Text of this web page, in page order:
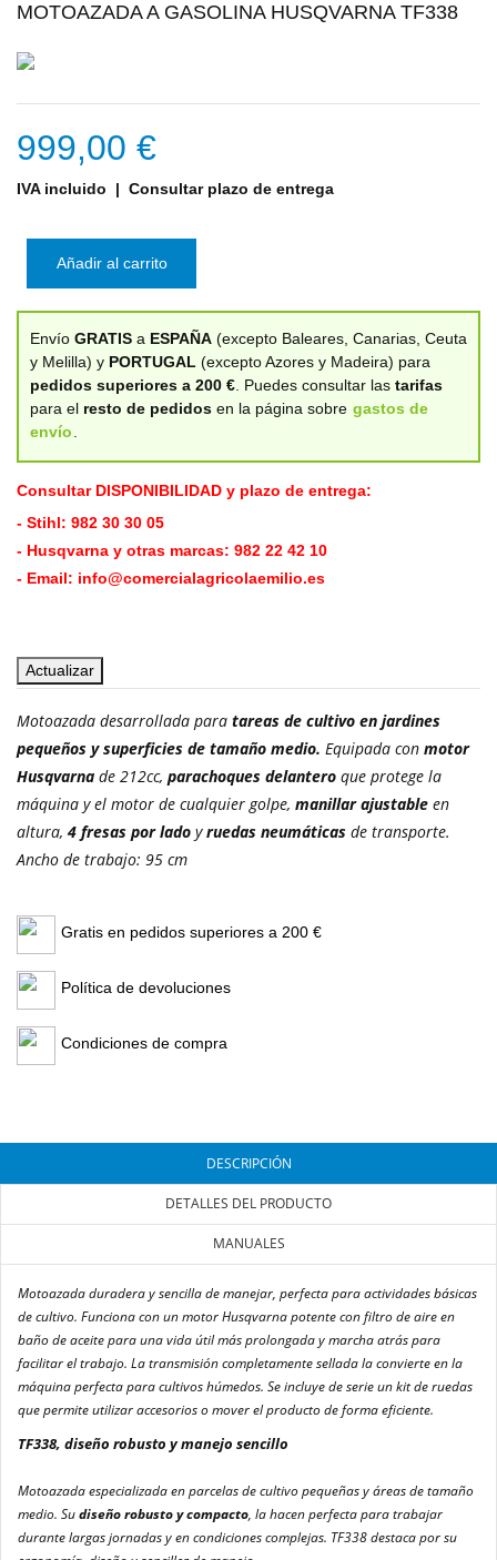
MOTOAZADA A GASOLINA HUSQVARNA TF338
999,00 €
IVA incluido | Consultar plazo de entrega
Añadir al carrito
Envío GRATIS a ESPAÑA (excepto Baleares, Canarias, Ceuta
y Melilla) y PORTUGAL (excepto Azores y Madeira) para
pedidos superiores a 200 €. Puedes consultar las tarifas
para el resto de pedidos en la página sobre gastos de
envío.
Consultar DISPONIBILIDAD y plazo de entrega:
- Stihl: 982 30 30 05
- Husqvarna y otras marcas: 982 22 42 10
- Email: info@comercialagricolaemilio.es
Motoazada desarrollada para tareas de cultivo en jardines
pequeños y superficies de tamaño medio. Equipada con motor
Husqvarna de 212cc, parachoques delantero que protege la
máquina y el motor de cualquier golpe, manillar ajustable en
altura, 4 fresas por lado yruedas neumáticas de transporte.
Ancho de trabajo: 95 cm
Gratis en pedidos superiores a 200 €
Política de devoluciones
Condiciones de compra
DESCRIPCIÓN
DETALLES DEL PRODUCTO
MANUALES
Motoazada duradera y sencilla de manejar, perfecta para actividades básicas
de cultivo. Funciona con un motor Husqvarna potente con filtro de aire en
baño de aceite para una vida útil más prolongada y marcha atrás para
facilitar el trabajo. La transmisión completamente sellada la convierte en la
máquina perfecta para cultivos húmedos. Se incluye de serie un kit de ruedas
que permite utilizar accesorios o mover el producto de forma eficiente.
TF338, diseño robusto y manejo sencillo
Motoazada especializada en parcelas de cultivo pequeñas y áreas de tamaño
medio. Sudiseño robusto y compacto, la hacen perfecta para trabajar
durante largas jornadas y en condiciones complejas. TF338 destaca por su